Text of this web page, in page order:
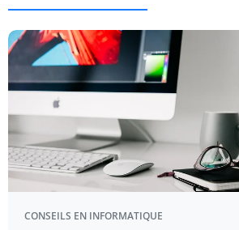
CONSEILS EN INFORMATIQUE